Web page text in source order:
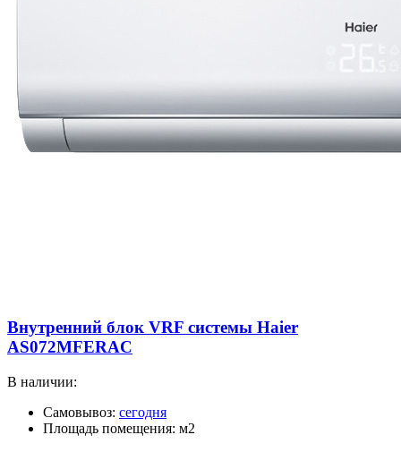
Внутренний блок VRF системы Haier
AS072MFERAC
В наличии:
Самовывоз: сегодня
Площадь помещения: м2